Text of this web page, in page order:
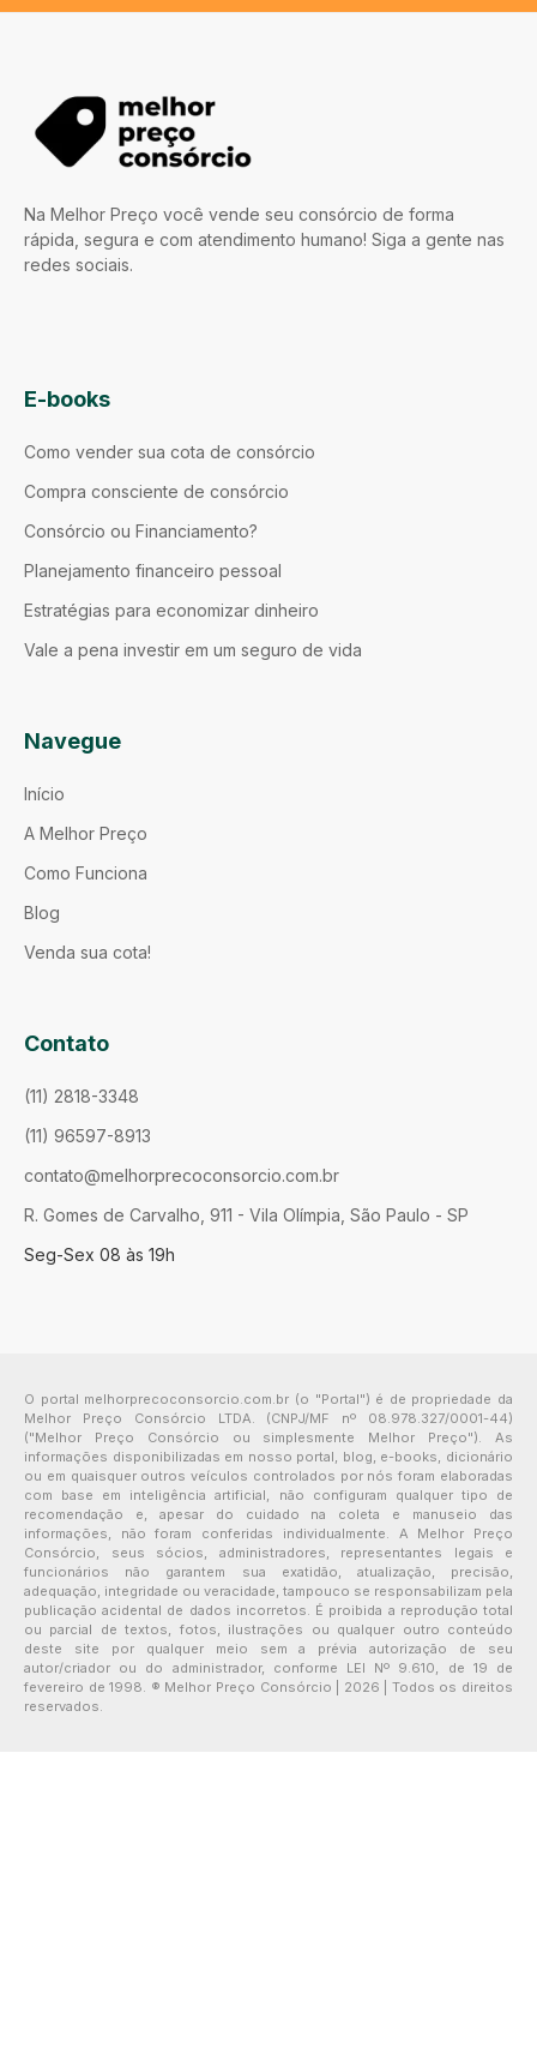
Na Melhor Preço você vende seu consórcio de forma
rápida, segura e com atendimento humano! Siga a gente nas
redes sociais.
E-books
Como vender sua cota de consórcio
Compra consciente de consórcio
Consórcio ou Financiamento?
Planejamento financeiro pessoal
Estratégias para economizar dinheiro
Vale a pena investir em um seguro de vida
Navegue
Início
A Melhor Preço
Como Funciona
Blog
Venda sua cota!
Contato
(11) 2818-3348
(11) 96597-8913
contato@melhorprecoconsorcio.com.br
R. Gomes de Carvalho, 911 - Vila Olímpia, São Paulo - SP
Seg-Sex 08 às 19h
O portal melhorprecoconsorcio.com.br (o "Portal") é de propriedade da
Melhor Preço Consórcio LTDA. (CNPJ/MF nº 08.978.327/0001-44)
("Melhor Preço Consórcio ou simplesmente Melhor Preço"). As
informações disponibilizadas em nosso portal, blog, e-books, dicionário
ou em quaisquer outros veículos controlados por nós foram elaboradas
com base em inteligência artificial, não configuram qualquer tipo de
recomendação e, apesar do cuidado na coleta e manuseio das
informações, não foram conferidas individualmente. A Melhor Preço
Consórcio, seus sócios, administradores, representantes legais e
funcionários não garantem sua exatidão, atualização, precisão,
adequação, integridade ou veracidade, tampouco se responsabilizam pela
publicação acidental de dados incorretos. É proibida a reprodução total
ou parcial de textos, fotos, ilustrações ou qualquer outro conteúdo
deste site por qualquer meio sem a prévia autorização de seu
autor/criador ou do administrador, conforme LEI Nº 9.610, de 19 de
fevereiro de 1998. ® Melhor Preço Consórcio | 2026 | Todos os direitos
reservados.